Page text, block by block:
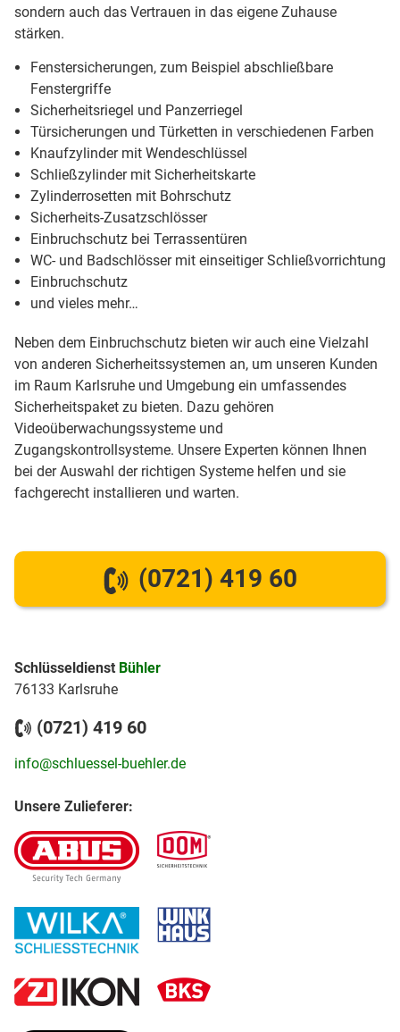
sondern auch das Vertrauen in das eigene Zuhause
stärken.
Fenstersicherungen, zum Beispiel abschließbare
Fenstergriffe
Sicherheitsriegel und Panzerriegel
Türsicherungen und Türketten in verschiedenen Farben
Knaufzylinder mit Wendeschlüssel
Schließzylinder mit Sicherheitskarte
Zylinderrosetten mit Bohrschutz
Sicherheits-Zusatzschlösser
Einbruchschutz bei Terrassentüren
WC- und Badschlösser mit einseitiger Schließvorrichtung
Einbruchschutz
und vieles mehr…
Neben dem Einbruchschutz bieten wir auch eine Vielzahl
von anderen Sicherheitssystemen an, um unseren Kunden
im Raum Karlsruhe und Umgebung ein umfassendes
Sicherheitspaket zu bieten. Dazu gehören
Videoüberwachungssysteme und
Zugangskontrollsysteme. Unsere Experten können Ihnen
bei der Auswahl der richtigen Systeme helfen und sie
fachgerecht installieren und warten.
(0721) 419 60
Schlüsseldienst Bühler
76133 Karlsruhe
(0721) 419 60
info@schluessel-buehler.de
Unsere Zulieferer: